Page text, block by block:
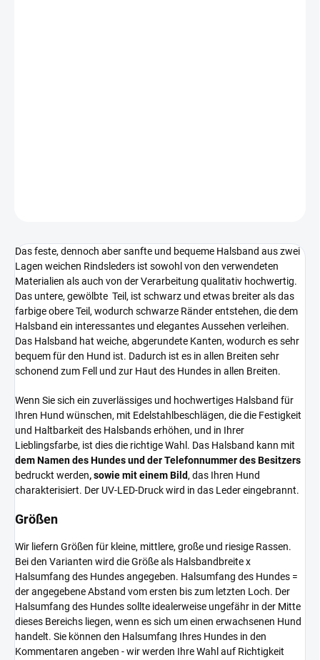
Das feste, dennoch aber sanfte und bequeme Halsband aus zwei
Lagen weichen Rindsleders ist sowohl von den verwendeten
Materialien als auch von der Verarbeitung qualitativ hochwertig.
Das untere, gewölbte Teil, ist schwarz und etwas breiter als das
farbige obere Teil, wodurch schwarze Ränder entstehen, die dem
Halsband ein interessantes und elegantes Aussehen verleihen.
Das Halsband hat weiche, abgerundete Kanten, wodurch es sehr
bequem für den Hund ist. Dadurch ist es in allen Breiten sehr
schonend zum Fell und zur Haut des Hundes in allen Breiten.
Wenn Sie sich ein zuverlässiges und hochwertiges Halsband für
Ihren Hund wünschen, mit Edelstahlbeschlägen, die die Festigkeit
und Haltbarkeit des Halsbands erhöhen, und in Ihrer
Lieblingsfarbe, ist dies die richtige Wahl. Das Halsband kann mit
dem Namen des Hundes und der Telefonnummer des Besitzers
bedruckt werden, sowie mit einem Bild, das Ihren Hund
charakterisiert. Der UV-LED-Druck wird in das Leder eingebrannt.
Größen
Wir liefern Größen für kleine, mittlere, große und riesige Rassen.
Bei den Varianten wird die Größe als Halsbandbreite x
Halsumfang des Hundes angegeben. Halsumfang des Hundes =
der angegebene Abstand vom ersten bis zum letzten Loch. Der
Halsumfang des Hundes sollte idealerweise ungefähr in der Mitte
dieses Bereichs liegen, wenn es sich um einen erwachsenen Hund
handelt. Sie können den Halsumfang Ihres Hundes in den
Kommentaren angeben - wir werden Ihre Wahl auf Richtigkeit